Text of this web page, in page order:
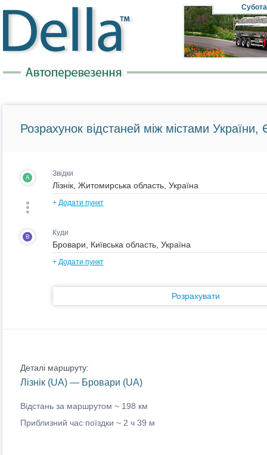
Субота
Розрахунок відстаней між містами України,
A Звідки
+ Додати пункт
B Куди
+ Додати пункт
Розрахувати
Деталі маршруту:
Лізнік (UA) — Бровари (UA)
Відстань за маршрутом ~ 198 км
Приблизний час поїздки ~ 2 ч 39 м